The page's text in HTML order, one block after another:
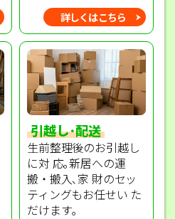
詳しくはこちら
引越し･配送
生前整理後のお引越し
に対 応｡新居への運
搬・搬入､家 財のセッ
ティングもお任せい た
だけます｡